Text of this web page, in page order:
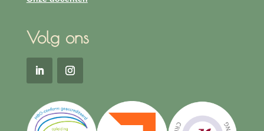
Volg ons